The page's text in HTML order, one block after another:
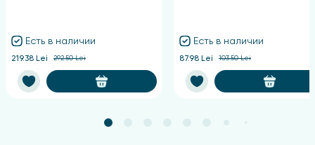
Есть в наличии
219.38 Lei 292.50 Lei
Есть в наличии
87.98 Lei 103.50 Lei